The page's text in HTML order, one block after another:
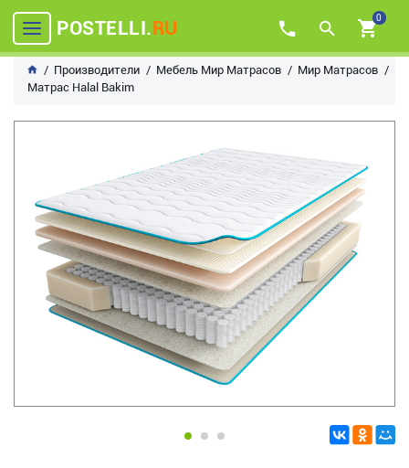
POSTELLI.RU 0
Производители Мебель Мир Матрасов
Мир Матрасов
Матрас Halal Bakim